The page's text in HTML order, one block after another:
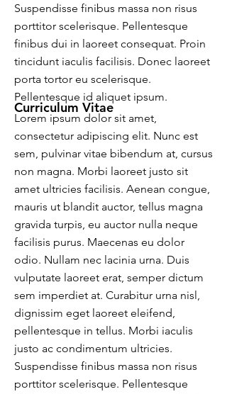
Suspendisse finibus massa non risus
porttitor scelerisque. Pellentesque
finibus dui in laoreet consequat. Proin
tincidunt iaculis facilisis. Donec laoreet
porta tortor eu scelerisque.
Pellentesque id aliquet ipsum.
Curriculum Vitae
Lorem ipsum dolor sit amet,
consectetur adipiscing elit. Nunc est
sem, pulvinar vitae bibendum at, cursus
non magna. Morbi laoreet justo sit
amet ultricies facilisis. Aenean congue,
mauris ut blandit auctor, tellus magna
gravida turpis, eu auctor nulla neque
facilisis purus. Maecenas eu dolor
odio. Nullam nec lacinia urna. Duis
vulputate laoreet erat, semper dictum
sem imperdiet at. Curabitur urna nisl,
dignissim eget laoreet eleifend,
pellentesque in tellus. Morbi iaculis
justo ac condimentum ultricies.
Suspendisse finibus massa non risus
porttitor scelerisque. Pellentesque